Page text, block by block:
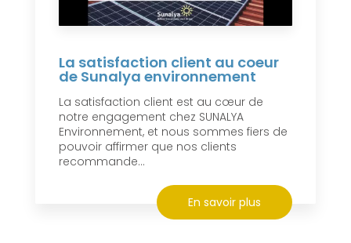
La satisfaction client au coeur
de Sunalya environnement
La satisfaction client est au cœur de
notre engagement chez SUNALYA
Environnement, et nous sommes fiers de
pouvoir affirmer que nos clients
recommande...
En savoir plus